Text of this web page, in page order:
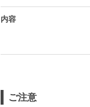
内容
ご注意